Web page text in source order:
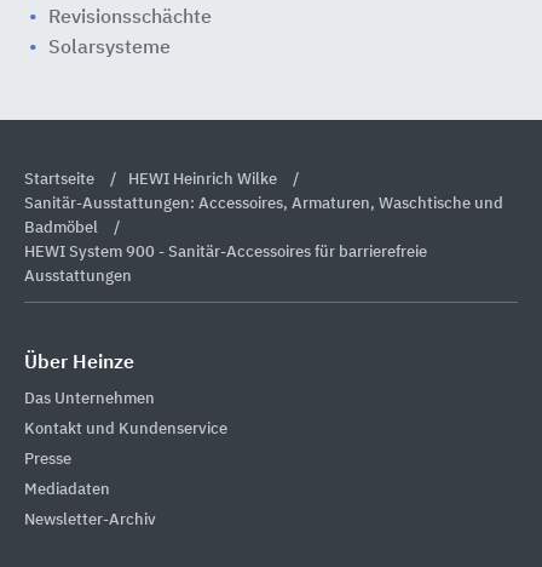
Revisionsschächte
Solarsysteme
Startseite
HEWI Heinrich Wilke
Sanitär-Ausstattungen: Accessoires, Armaturen, Waschtische und
Badmöbel
HEWI System 900 - Sanitär-Accessoires für barrierefreie
Ausstattungen
Über Heinze
Das Unternehmen
Kontakt und Kundenservice
Presse
Mediadaten
Newsletter-Archiv